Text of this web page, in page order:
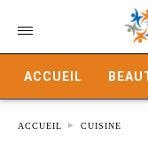
ACCUEIL
ACCUEIL CUISINE